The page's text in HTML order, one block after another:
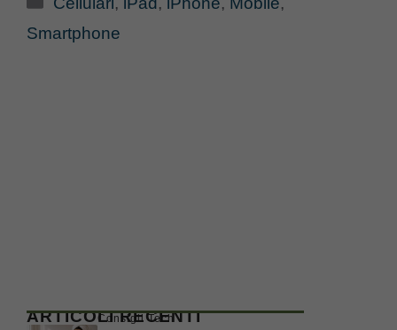
Smartphone
ARTICOLI RECENTI
Consigli Tech